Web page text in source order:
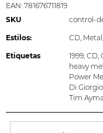
EAN: 781676711819
SKU
control-
Estilos: CD, Metal ,
Etiquetas 1999, CD,
heavy
Power
Di Giorgio
Tim